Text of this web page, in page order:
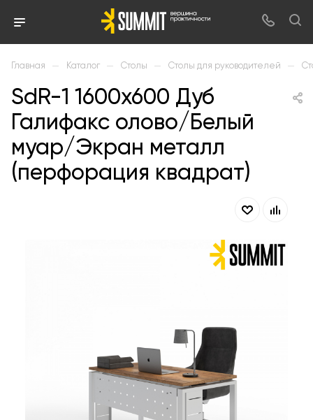
Главная — Каталог — Столы — Столы для руководителей —
SdR-1 1600х600 Дуб
Галифакс олово/Белый
муар/Экран металл
(перфорация квадрат)